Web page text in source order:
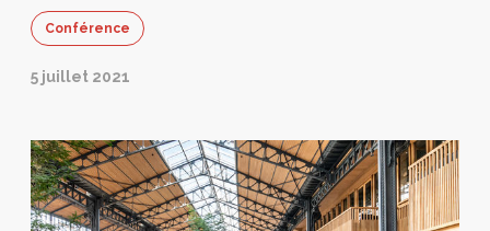
Conférence
5 juillet 2021